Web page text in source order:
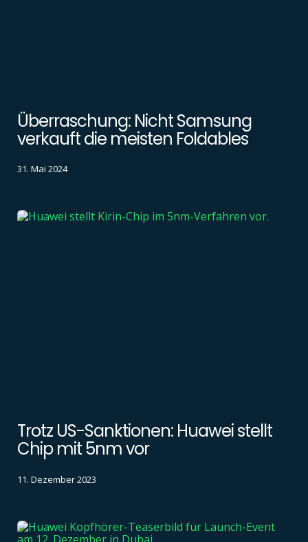
Überraschung: Nicht Samsung
verkauft die meisten Foldables
31. Mai 2024
Trotz US-Sanktionen: Huawei stellt
Chip mit 5nm vor
11. Dezember 2023